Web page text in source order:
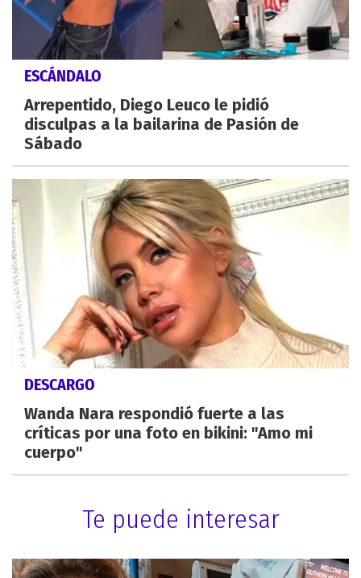
ESCÁNDALO
Arrepentido, Diego Leuco le pidió
disculpas a la bailarina de Pasión de
Sábado
DESCARGO
Wanda Nara respondió fuerte a las
críticas por una foto en bikini: "Amo mi
cuerpo"
Te puede interesar